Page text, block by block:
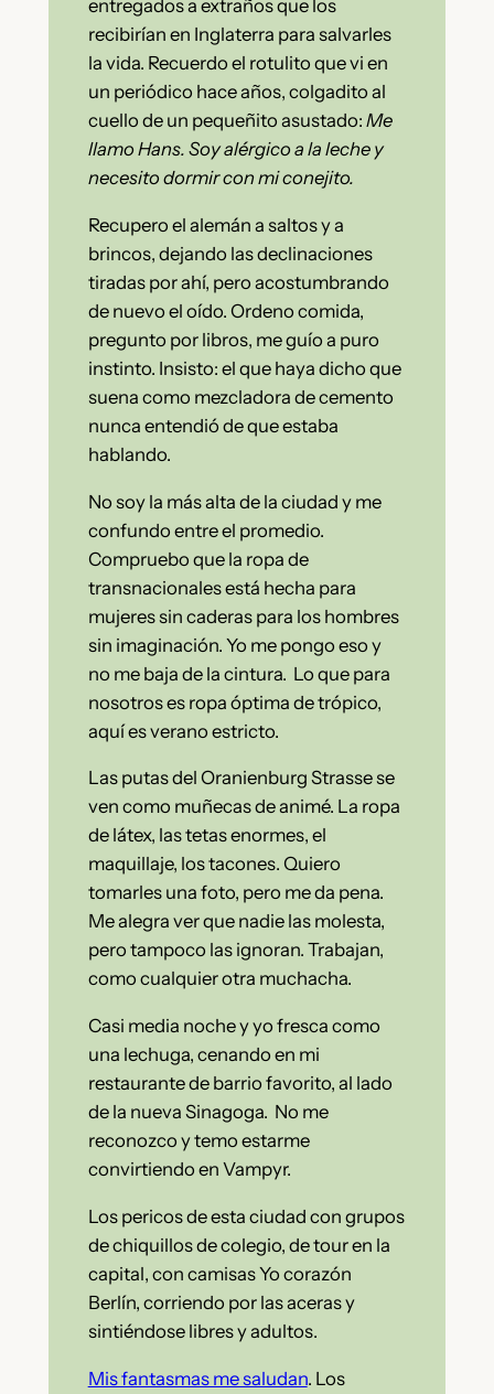
entregados a extraños que los
recibirían en Inglaterra para salvarles
la vida. Recuerdo el rotulito que vi en
un periódico hace años, colgadito al
cuello de un pequeñito asustado: Me
llamo Hans. Soy alérgico a la leche y
necesito dormir con mi conejito.
Recupero el alemán a saltos y a
brincos, dejando las declinaciones
tiradas por ahí, pero acostumbrando
de nuevo el oído. Ordeno comida,
pregunto por libros, me guío a puro
instinto. Insisto: el que haya dicho que
suena como mezcladora de cemento
nunca entendió de que estaba
hablando.
No soy la más alta de la ciudad y me
confundo entre el promedio.
Compruebo que la ropa de
transnacionales está hecha para
mujeres sin caderas para los hombres
sin imaginación. Yo me pongo eso y
no me baja de la cintura. Lo que para
nosotros es ropa óptima de trópico,
aquí es verano estricto.
Las putas del Oranienburg Strasse se
ven como muñecas de animé. La ropa
de látex, las tetas enormes, el
maquillaje, los tacones. Quiero
tomarles una foto, pero me da pena.
Me alegra ver que nadie las molesta,
pero tampoco las ignoran. Trabajan,
como cualquier otra muchacha.
Casi media noche y yo fresca como
una lechuga, cenando en mi
restaurante de barrio favorito, al lado
de la nueva Sinagoga. No me
reconozco y temo estarme
convirtiendo en Vampyr.
Los pericos de esta ciudad con grupos
de chiquillos de colegio, de tour en la
capital, con camisas Yo corazón
Berlín, corriendo por las aceras y
sintiéndose libres y adultos.
Mis fantasmas me saludan. Los